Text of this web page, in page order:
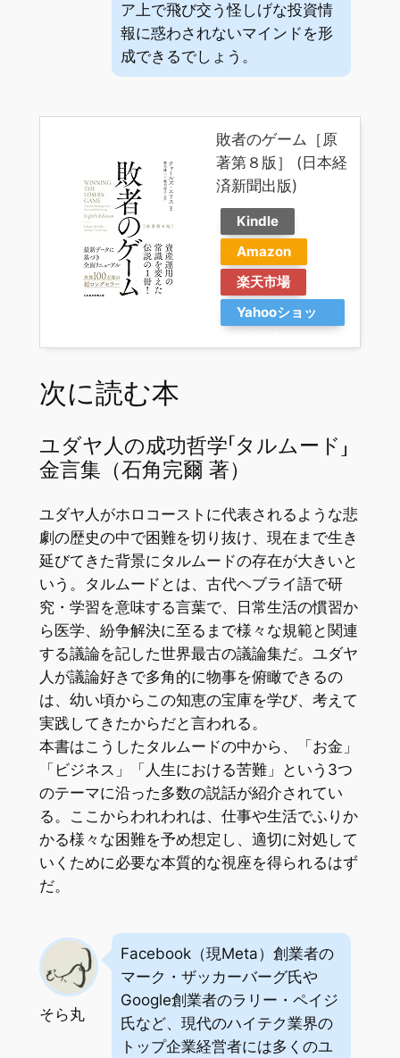
ア上で飛び交う怪しげな投資情
報に惑わされないマインドを形
成できるでしょう。
敗者のゲーム［原
著第８版］ (日本経
済新聞出版)
Kindle
Amazon
楽天市場
Yahooショッ
次に読む本
ユダヤ人の成功哲学「タルムード」
金言集（石角完爾 著）
ユダヤ人がホロコーストに代表されるような悲
劇の歴史の中で困難を切り抜け、現在まで生き
延びてきた背景にタルムードの存在が大きいと
いう。タルムードとは、古代ヘブライ語で研
究・学習を意味する言葉で、日常生活の慣習か
ら医学、紛争解決に至るまで様々な規範と関連
する議論を記した世界最古の議論集だ。ユダヤ
人が議論好きで多角的に物事を俯瞰できるの
は、幼い頃からこの知恵の宝庫を学び、考えて
実践してきたからだと言われる。
本書はこうしたタルムードの中から、「お金」
「ビジネス」「人生における苦難」という3つ
のテーマに沿った多数の説話が紹介されてい
る。ここからわれわれは、仕事や生活でふりか
かる様々な困難を予め想定し、適切に対処して
いくために必要な本質的な視座を得られるはず
だ。
そら丸
Facebook（現Meta）創業者の
マーク・ザッカーバーグ氏や
Google創業者のラリー・ペイジ
氏など、現代のハイテク業界の
トップ企業経営者には多くのユ